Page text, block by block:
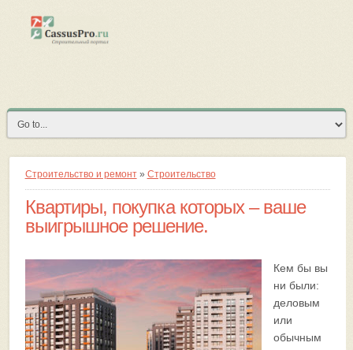
Строительство и ремонт» Строительство
Квартиры, покупка которых – ваше
выигрышное решение.
Кем бы вы
ни были:
деловым
или
обычным